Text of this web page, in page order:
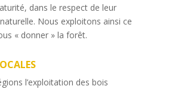
dans le respect de leur
Nous exploitons ainsi ce
« donner » la forêt.
l’exploitation des bois